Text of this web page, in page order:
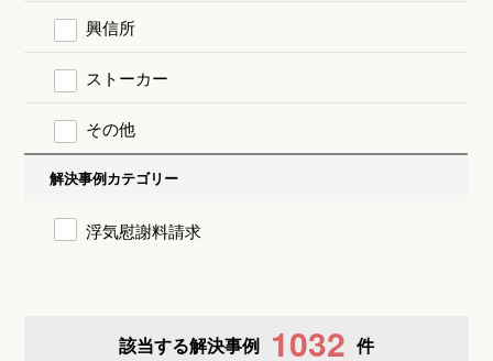
興信所
ストーカー
その他
解決事例カテゴリー
浮気慰謝料請求
該当する解決事例 1032 件